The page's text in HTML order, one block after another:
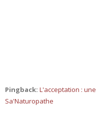
Pingback: L'acceptation :
Sa'Naturopathe